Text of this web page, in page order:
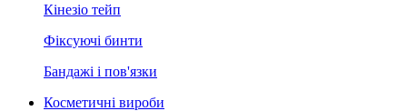
Кінезіо тейп
Фіксуючі бинти
Бандажі і пов'язки
Косметичні вироби